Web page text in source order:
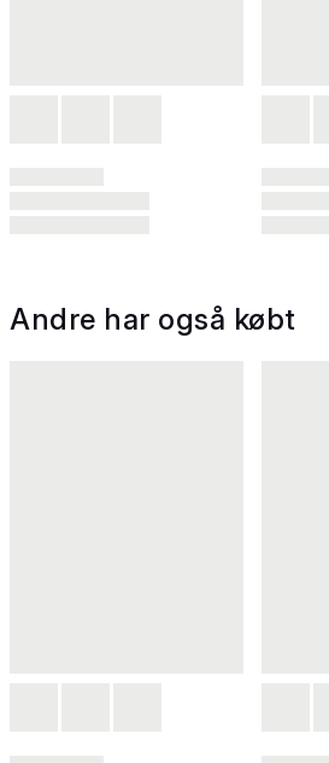
Andre har også købt